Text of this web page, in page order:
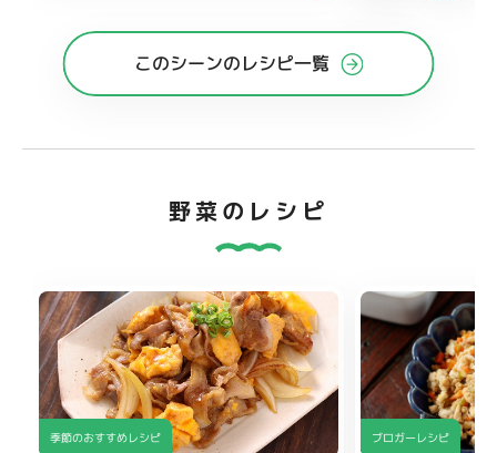
このシーンのレシピ一覧
野菜のレシピ
季節のおすすめレシピ ブロガーレシピ